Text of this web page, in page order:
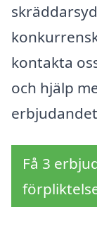
kontakta
och hjälp
Få 3